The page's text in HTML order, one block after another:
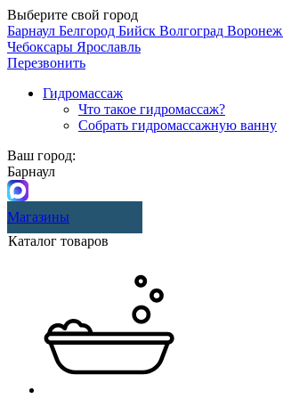
Выберите свой город
Барнаул Белгород Бийск Волгоград Воронеж
Чебоксары Ярославль
Перезвонить
Гидромассаж
Что такое гидромассаж?
Собрать гидромассажную ванну
Ваш город:
Барнаул
Магазины
Каталог товаров